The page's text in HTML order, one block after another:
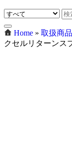
Home » 取扱商品
クセルリターンス